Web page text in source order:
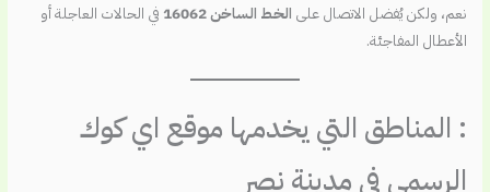
نعم، ولكن يُفضل الاتصال على الخط الساخن 16062
في الحالات العاجلة أو
الأعطال المفاجئة.
: المناطق التي يخدمها موقع اي كوك
الرسمي في مدينة نصر